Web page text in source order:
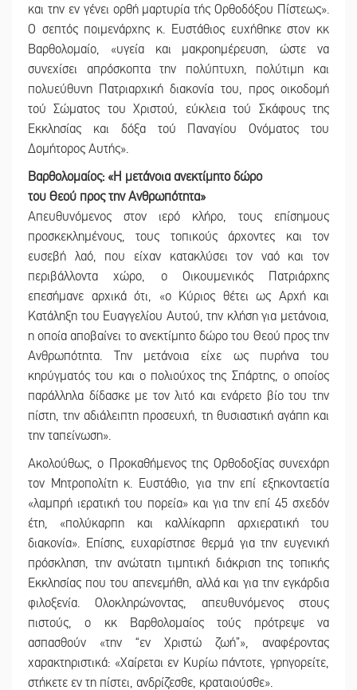
και την εν γένει ορθή μαρτυρία τής Ορθοδόξου Πίστεως».
Ο σεπτός ποιμενάρχης κ. Ευστάθιος ευχήθηκε στον κκ
Βαρθολομαίο, «υγεία και μακροημέρευση, ώστε να
συνεχίσει απρόσκοπτα την πολύπτυχη, πολύτιμη και
πολυεύθυνη Πατριαρχική διακονία του, προς οικοδομή
τού Σώματος του Χριστού, εύκλεια τού Σκάφους της
Εκκλησίας και δόξα τού Παναγίου Ονόματος του
Δομήτορος Αυτής».
Βαρθολομαίος: «Η μετάνοια ανεκτίμητο δώρο
του Θεού προς την Ανθρωπότητα»
Απευθυνόμενος στον ιερό κλήρο, τους επίσημους
προσκεκλημένους, τους τοπικούς άρχοντες και τον
ευσεβή λαό, που είχαν κατακλύσει τον ναό και τον
περιβάλλοντα χώρο, ο Οικουμενικός Πατριάρχης
επεσήμανε αρχικά ότι, «ο Κύριος θέτει ως Αρχή και
Κατάληξη του Ευαγγελίου Αυτού, την κλήση για μετάνοια,
η οποία αποβαίνει το ανεκτίμητο δώρο του Θεού προς την
Ανθρωπότητα. Την μετάνοια είχε ως πυρήνα του
κηρύγματός του και ο πολιούχος της Σπάρτης, ο οποίος
παράλληλα δίδασκε με τον λιτό και ενάρετο βίο του την
πίστη, την αδιάλειπτη προσευχή, τη θυσιαστική αγάπη και
την ταπείνωση».
Ακολούθως, ο Προκαθήμενος της Ορθοδοξίας συνεχάρη
τον Μητροπολίτη κ. Ευστάθιο, για την επί εξηκονταετία
«λαμπρή ιερατική του πορεία» και για την επί 45 σχεδόν
έτη, «πολύκαρπη και καλλίκαρπη αρχιερατική του
διακονία». Επίσης, ευχαρίστησε θερμά για την ευγενική
πρόσκληση, την ανώτατη τιμητική διάκριση της τοπικής
Εκκλησίας που του απενεμήθη, αλλά και για την εγκάρδια
φιλοξενία. Ολοκληρώνοντας, απευθυνόμενος στους
πιστούς, ο κκ Βαρθολομαίος τούς πρότρεψε να
ασπασθούν «την “εν Χριστώ ζωή”», αναφέροντας
χαρακτηριστικά: «Χαίρεται εν Κυρίω πάντοτε, γρηγορείτε,
στήκετε εν τη πίστει, ανδρίζεσθε, κραταιούσθε».